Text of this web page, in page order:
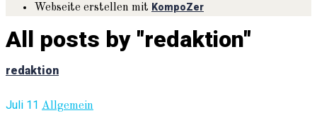
Webseite erstellen mit KompoZer
All posts by "redaktion"
redaktion
Juli 11 Allgemein